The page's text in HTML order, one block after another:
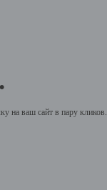
на ваш сайт в пару кликов.